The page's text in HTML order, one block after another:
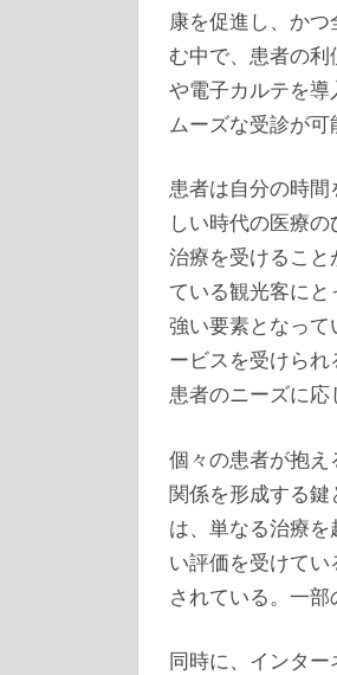
康を促進し、か
む中で、患者の
や電子カルテを導
ムーズな受診が
患者は自分の時
しい時代の医療
治療を受けるこ
ている観光客に
強い要素となっ
ービスを受けられ
患者のニーズに応
個々の患者が抱
関係を形成する
は、単なる治療
い評価を受けて
されている。一部
同時に、インタ